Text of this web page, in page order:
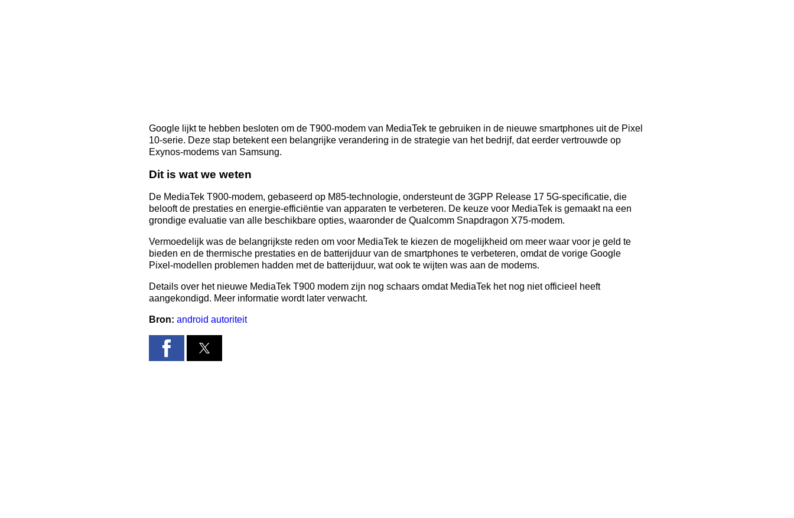
Google lijkt te hebben besloten om de T900-modem van MediaTek te gebruiken in de nieuwe smartphones uit de Pixel
10-serie. Deze stap betekent een belangrijke verandering in de strategie van het bedrijf, dat eerder vertrouwde op
Exynos-modems van Samsung.
Dit is wat we weten
De MediaTek T900-modem, gebaseerd op M85-technologie, ondersteunt de 3GPP Release 17 5G-specificatie, die
belooft de prestaties en energie-efficiëntie van apparaten te verbeteren. De keuze voor MediaTek is gemaakt na een
grondige evaluatie van alle beschikbare opties, waaronder de Qualcomm Snapdragon X75-modem.
Vermoedelijk was de belangrijkste reden om voor MediaTek te kiezen de mogelijkheid om meer waar voor je geld te
bieden en de thermische prestaties en de batterijduur van de smartphones te verbeteren, omdat de vorige Google
Pixel-modellen problemen hadden met de batterijduur, wat ook te wijten was aan de modems.
Details over het nieuwe MediaTek T900 modem zijn nog schaars omdat MediaTek het nog niet officieel heeft
aangekondigd. Meer informatie wordt later verwacht.
Bron: android autoriteit